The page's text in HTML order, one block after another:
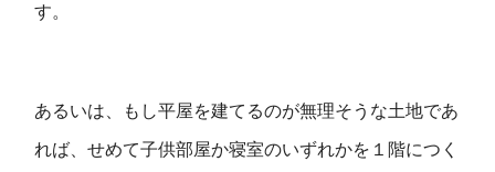
す。
あるいは、もし平屋を建てるのが無理そうな土地であ
れば、せめて子供部屋か寝室のいずれかを１階につく